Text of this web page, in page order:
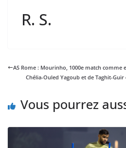
R. S.
AS Rome : Mourinho, 1000e match comme
Chélia-Ouled Yagoub et de Taghit-
Vous pourrez